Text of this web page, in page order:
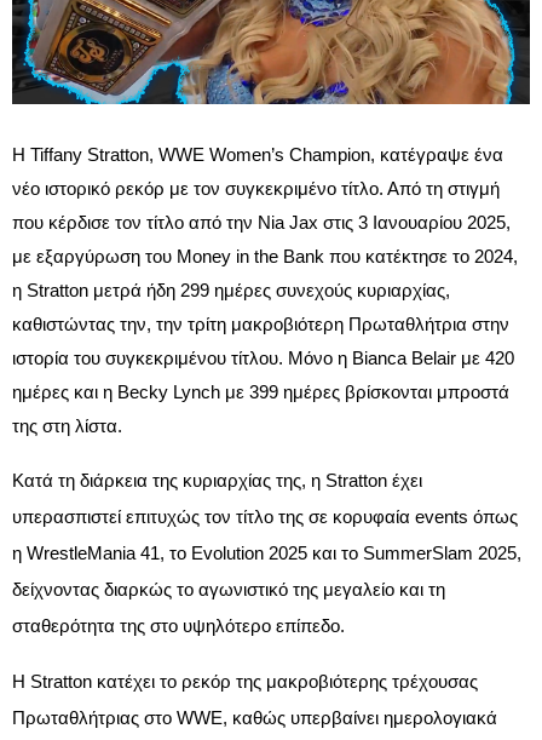
Η Tiffany Stratton, WWE Women’s Champion , κατέγραψε ένα
νέο ιστορικό ρεκόρ με τον συγκεκριμένο τίτλο. Από τη στιγμή
που κέρδισε τον τίτλο από την Nia Jax στις 3 Ιανουαρίου 2025,
με εξαργύρωση του Money in the Bank που κατέκτησε το 2024,
η Stratton μετρά ήδη 299 ημέρες συνεχούς κυριαρχίας,
καθιστώντας την, την τρίτη μακροβιότερη Πρωταθλήτρια στην
ιστορία του συγκεκριμένου τίτλου. Μόνο η Bianca Belair με 420
ημέρες και η Becky Lynch με 399 ημέρες βρίσκονται μπροστά
της στη λίστα.​
Κατά τη διάρκεια της κυριαρχίας της, η Stratton έχει
υπερασπιστεί επιτυχώς τον τίτλο της σε κορυφαία events όπως
η WrestleMania 41 , το Evolution 2025 και το SummerSlam 2025 ,
δείχνοντας διαρκώς το αγωνιστικό της μεγαλείο και τη
σταθερότητα της στο υψηλότερο επίπεδο.​
Η Stratton κατέχει το ρεκόρ της μακροβιότερης τρέχουσας
Πρωταθλήτριας στο WWE , καθώς υπερβαίνει ημερολογιακά